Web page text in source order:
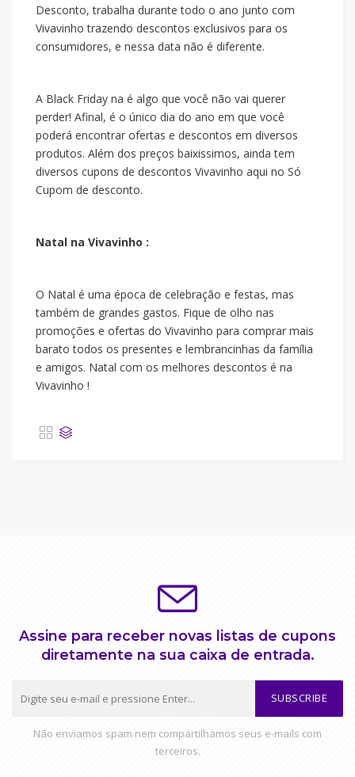
Desconto, trabalha durante todo o ano junto com
Vivavinho trazendo descontos exclusivos para os
consumidores, e nessa data não é diferente.
A Black Friday na é algo que você não vai querer
perder! Afinal, é o único dia do ano em que você
poderá encontrar ofertas e descontos em diversos
produtos. Além dos preços baixissimos, ainda tem
diversos cupons de descontos Vivavinho aqui no Só
Cupom de desconto.
Natal na Vivavinho :
O Natal é uma época de celebração e festas, mas
também de grandes gastos. Fique de olho nas
promoções e ofertas do Vivavinho para comprar mais
barato todos os presentes e lembrancinhas da família
e amigos. Natal com os melhores descontos é na
Vivavinho !
Assine para receber novas listas de cupons
diretamente na sua caixa de entrada.
SUBSCRIBE
Não enviamos spam nem compartilhamos seus e-mails com
terceiros.